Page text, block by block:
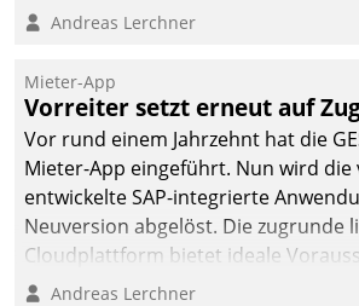
Andreas Lerchner
Mieter-App
Vorreiter setzt erneut auf
Vor rund einem Jahrzehnt hat die
Mieter-App eingeführt. Nun wird
entwickelte SAP-integrierte
Neuversion abgelöst. Die zugrunde
Cloudplattform bietet ideale
die Funktionalität der App zu
Andreas Lerchner